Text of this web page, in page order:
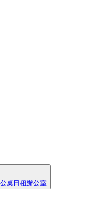
桌 日租辦公室